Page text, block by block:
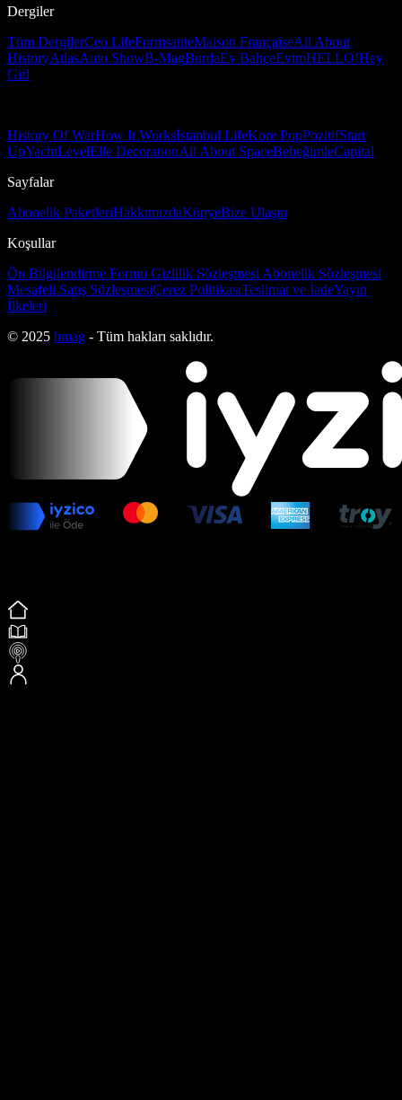
Dergiler
Tüm DergilerCeo LifeFormsanteMaison FrançaiseAll About
HistoryAtlasAuto ShowB-MagBurdaEv BahçeEvimHELLO!Hey
Girl
History Of WarHow It Worksİstanbul LifeKore PopPozitifStart
UpYachtLevelElle DecorationAll About SpaceBebeğimleCapital
Sayfalar
Abonelik PaketleriHakkımızdaKünyeBize Ulaşın
Koşullar
Ön Bilgilendirme Formu Gizlilik Sözleşmesi Abonelik Sözleşmesi
Mesafeli Satış SözleşmesiÇerez PolitikasıTeslimat ve İadeYayın
İlkeleri
© 2025 bmag - Tüm hakları saklıdır.